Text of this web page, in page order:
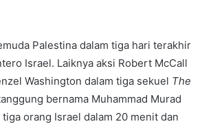
Palestina dalam tiga hari terakhir
Israel. Laiknya aksi Robert McCall
Washington dalam tiga sekuel The
bernama Muhammad Murad
orang Israel dalam 20 menit dan